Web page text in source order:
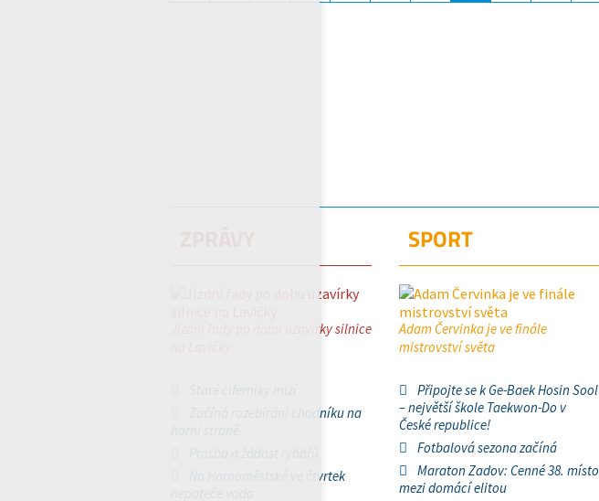
Jízdní řady po dobu uzavírky silnice
Začíná rozebírání chodníku na
Na Hornoměstské ve čtvrtek
SPORT
Adam Červinka je ve finále
mistrovství světa
Připojte se k Ge-Baek Hosin Sool
– největší škole Taekwon-Do v
České republice!
Fotbalová sezona začíná
Maraton Zadov: Cenné 38. místo
mezi domácí elitou